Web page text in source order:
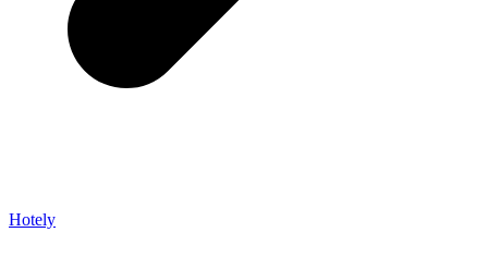
Hotely